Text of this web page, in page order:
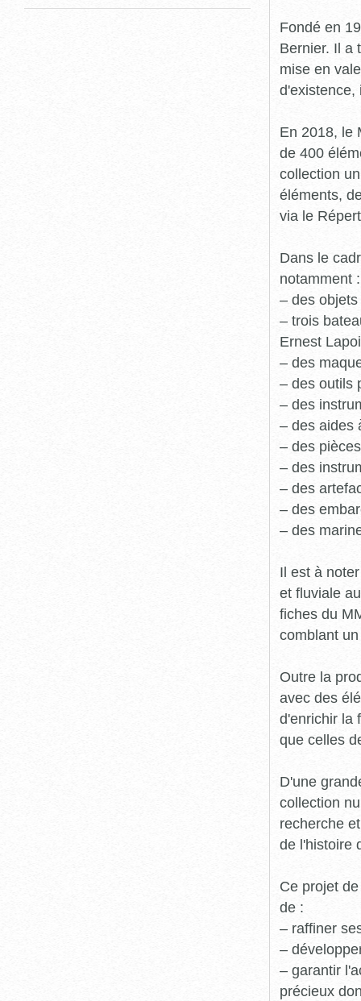
Fondé en
Bernier. Il a
mise en
d'existence,
En 2018, le
de 400
collection
éléments,
via le
Dans le
notamment :
– des
– trois
Ernest
– des
– des outils
– des
– des aides
– des
– des
– des
– des
– des
Il est à
et fluviale
fiches du
comblant
Outre la
avec des
d'enrichir la
que celles
D'une
collection
recherche
de l'histoire
Ce projet
de :
– raffiner
–
– garantir
précieux